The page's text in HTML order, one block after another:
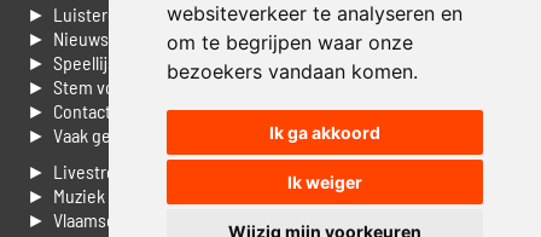
websiteverkeer te analyseren en
om te begrijpen waar onze
bezoekers vandaan komen.
Ik ga akkoord
Ik weiger
Wijzig mijn voorkeuren
► Luisteren naar Jouwradio
► Nieuws
► Speellijst
► Stem voor de Dag top 3
► Contacteer ons
► Vaak gestelde vragen
► Livestream informatie
► Muziek opzoeken
► Vlaamse 100 Aller tijden